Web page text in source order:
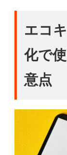
エコ
化で
意点